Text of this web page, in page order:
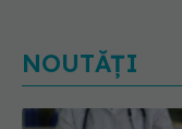
NOUTĂȚI